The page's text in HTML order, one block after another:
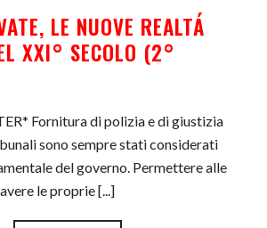
LE NUOVE REALTÁ
XXI° SECOLO (2°
Fornitura di polizia e di giustizia
sono sempre stati considerati
del governo. Permettere alle
le proprie [...]